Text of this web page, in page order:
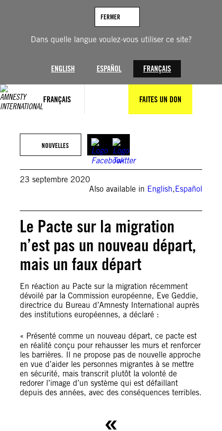
Dans quelle langue voulez-vous utiliser ce site?
ENGLISH ESPAÑOL FRANÇAIS
FERMER
FRANÇAIS FAITES UN DON
NOUVELLES
23 septembre 2020
Also available in English,Español
Le Pacte sur la migration
n’est pas un nouveau départ,
mais un faux départ
En réaction au Pacte sur la migration récemment
dévoilé par la Commission européenne, Eve Geddie,
directrice du Bureau d’Amnesty International auprès
des institutions européennes, a déclaré :
« Présenté comme un nouveau départ, ce pacte est
en réalité conçu pour rehausser les murs et renforcer
les barrières. Il ne propose pas de nouvelle approche
en vue d’aider les personnes migrantes à se mettre
en sécurité, mais transcrit plutôt la volonté de
redorer l’image d’un système qui est défaillant
depuis des années, avec des conséquences terribles.